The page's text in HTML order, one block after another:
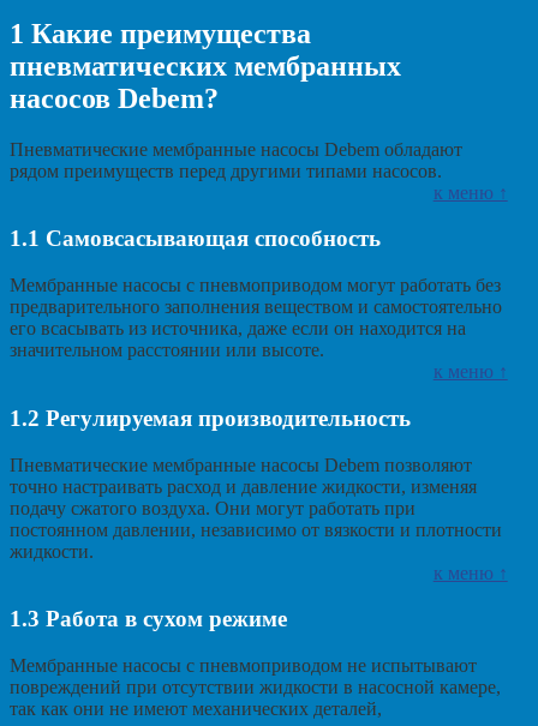
1 Какие преимущества
пневматических мембранных
насосов Debem?
Пневматические мембранные насосы Debem обладают
рядом преимуществ перед другими типами насосов.
к меню ↑
1.1 Самовсасывающая способность
Мембранные насосы с пневмоприводом могут работать без
предварительного заполнения веществом и самостоятельно
его всасывать из источника, даже если он находится на
значительном расстоянии или высоте.
к меню ↑
1.2 Регулируемая производительность
Пневматические мембранные насосы Debem позволяют
точно настраивать расход и давление жидкости, изменяя
подачу сжатого воздуха. Они могут работать при
постоянном давлении, независимо от вязкости и плотности
жидкости.
к меню ↑
1.3 Работа в сухом режиме
Мембранные насосы с пневмоприводом не испытывают
повреждений при отсутствии жидкости в насосной камере,
так как они не имеют механических деталей,